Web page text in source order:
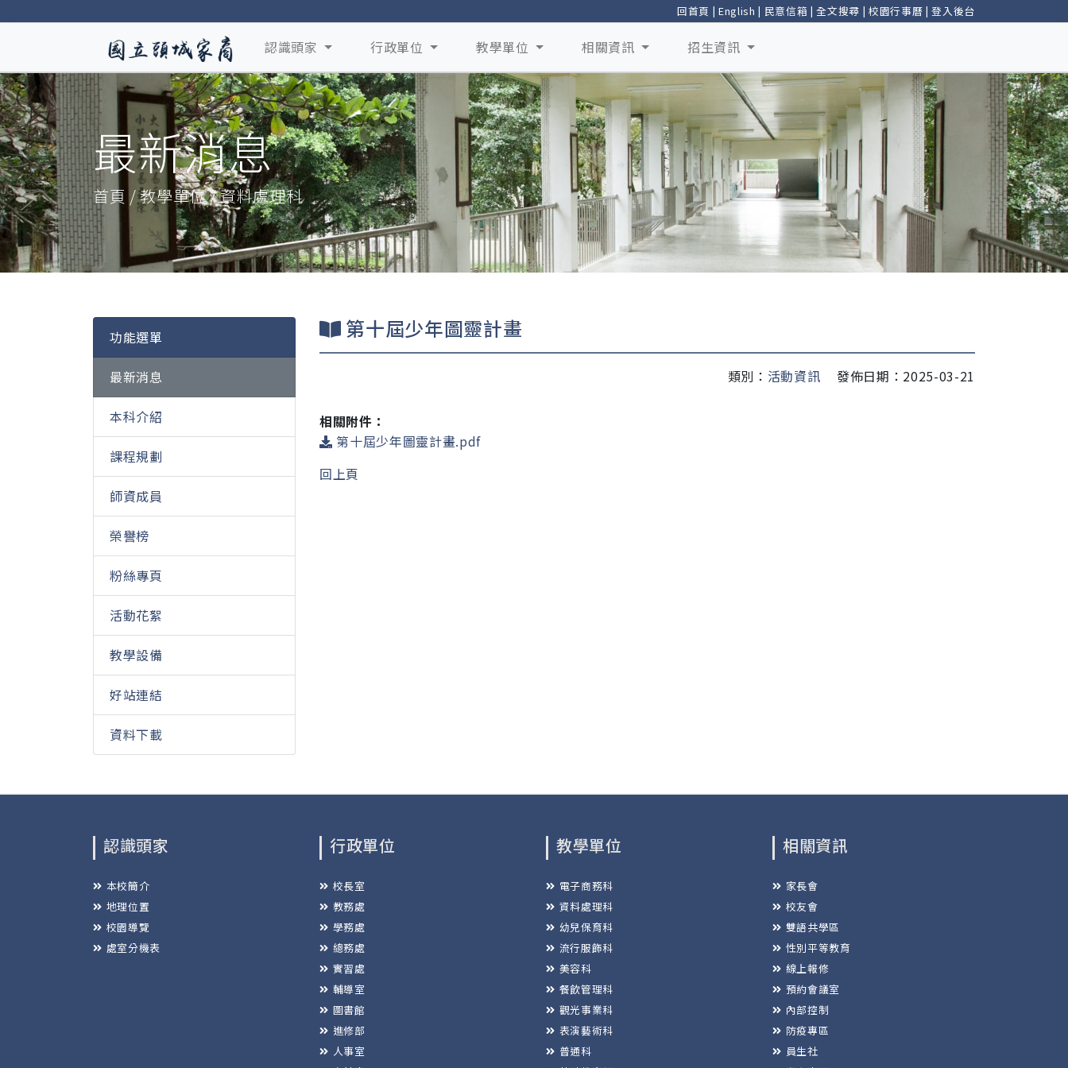
回首頁 | English | 民意信箱 |全文搜尋 | 校園行事曆 |登入後台
認識頭家 行政單位 教學單位 相關資訊 招生資訊
最新消息
首頁 / 教學單位 / 資料處理科
功能選單
最新消息
本科介紹
課程規劃
師資成員
榮譽榜
粉絲專頁
活動花絮
教學設備
好站連結
資料下載
第十屆少年圖靈計畫
類別： 活動資訊 發佈日期：2025-03-21
相關附件：
第十屆少年圖靈計畫.pdf
回上頁
認識頭家
本校簡介
地理位置
校園導覽
處室分機表
行政單位
校長室
教務處
學務處
總務處
實習處
輔導室
圖書館
進修部
人事室
教學單位
電子商務科
資料處理科
幼兒保育科
流行服飾科
美容科
餐飲管理科
觀光事業科
表演藝術科
普通科
相關資訊
家長會
校友會
雙語共學區
性別平等教育
線上報修
預約會議室
內部控制
防疫專區
員生社